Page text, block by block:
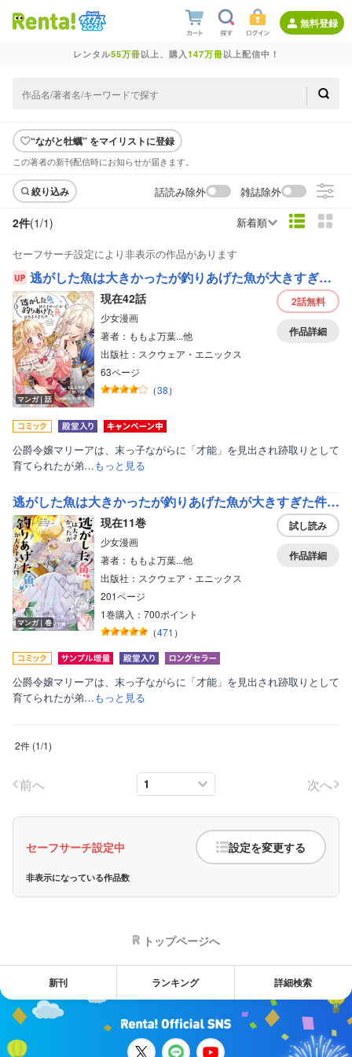
無料登録
レンタル55万冊以上、購入147万冊以上配信中！
“ながと牡蠣” をマイリストに登録
この著者の新刊配信時にお知らせが届きます。
絞り込み 話読み除外 雑誌除外
2件(1/1) 新着順
セーフサーチ設定により非表示の作品があります
逃がした魚は大きかったが釣りあげた魚が大きすぎた件（コミック）【分冊版】
マンガ｜話
現在42話
少女漫画
著者：ももよ万葉...他
出版社：スクウェア・エニックス
63ページ
（38）
2話無料
作品詳細
公爵令嬢マリーアは、末っ子ながらに「才能」を見出され跡取りとして
育てられたが弟…もっと見る
逃がした魚は大きかったが釣りあげた魚が大きすぎた件（コミック）【デジタル版限定特典付き】
マンガ｜巻
現在11巻
少女漫画
著者：ももよ万葉...他
出版社：スクウェア・エニックス
201ページ
1巻購入：700ポイント
（471 ）
試し読み
作品詳細
公爵令嬢マリーアは、末っ子ながらに「才能」を見出され跡取りとして
育てられたが弟…もっと見る
2件 (1/1)
前へ 次へ
セーフサーチ設定中 設定を変更する
非表示になっている作品数
ボーイズラブ
ティーンズラブ
美女・美少女
女性写真集
トップページへ
新刊 ランキング 詳細検索